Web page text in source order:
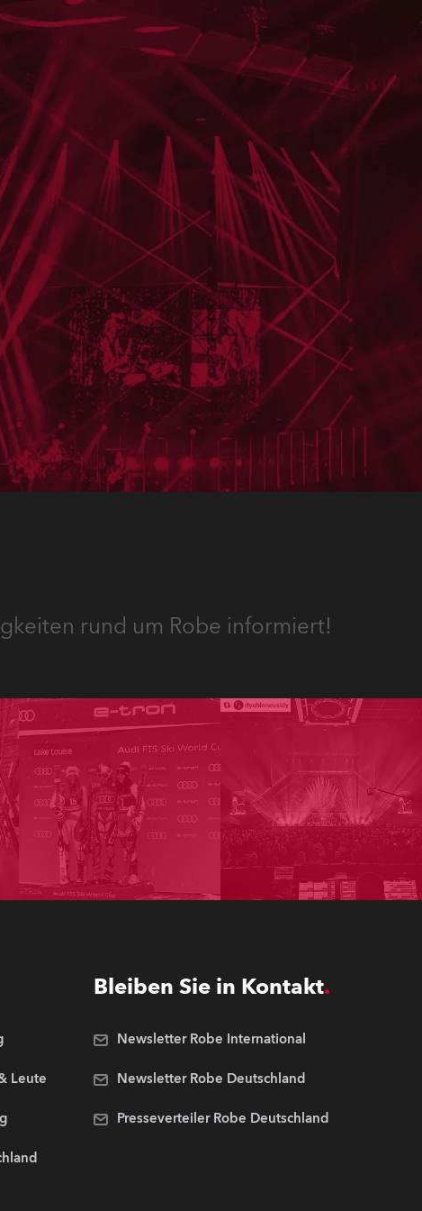
rund um Robe informiert!
Leute
Bleiben Sie in Kontakt
Newsletter Robe International
Newsletter Robe Deutschland
Presseverteiler Robe Deutschland